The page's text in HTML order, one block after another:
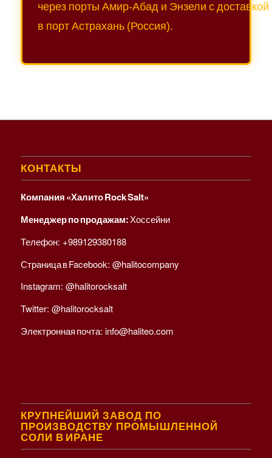
через порты Амир‑Абад и Энзели с доставкой
в порт Астрахань (Россия).
КОНТАКТЫ
Компания «Халито Rock Salt»
Менеджер по продажам:Хоссейни
Телефон: +989129380188
Страница в Facebook: @halitocompany
Instagram: @halitorocksalt
Twitter: @halitorocksalt
Электронная почта: info@haliteo.com
КРУПНЕЙШИЙ ЗАВОД ПО
ПРОИЗВОДСТВУ ПРОМЫШЛЕННОЙ
СОЛИ В ИРАНЕ